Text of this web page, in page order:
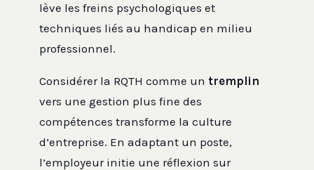
lève les freins psychologiques et
techniques liés au handicap en milieu
professionnel.
Considérer la RQTH comme un tremplin
vers une gestion plus fine des
compétences transforme la culture
d’entreprise. En adaptant un poste,
l’employeur initie une réflexion sur